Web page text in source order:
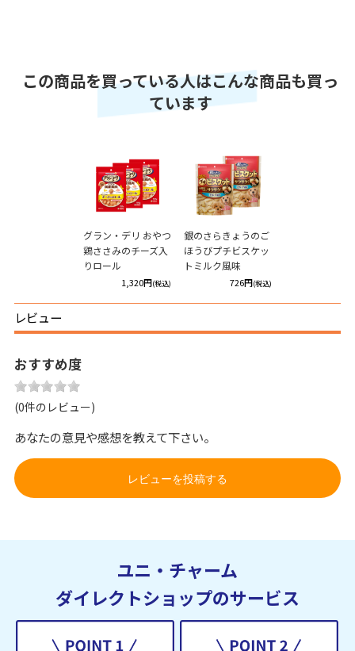
この商品を買っている人はこんな商品も買っ
ています
グラン・デリ おやつ
鶏ささみのチーズ入
りロール
1,320円(税込)
銀のさらきょうのご
ほうびプチビスケッ
トミルク風味
726円(税込)
レビュー
おすすめ度
(0件のレビュー)
あなたの意見や感想を教えて下さい。
レビューを投稿する
ユニ・チャーム
ダイレクトショップのサービス